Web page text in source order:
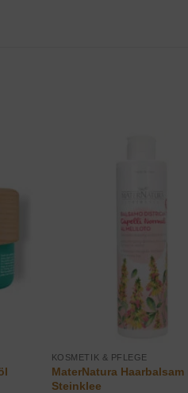
KOSMETIK & PFLEGE
MaterNatura Haarbalsam
Steinklee